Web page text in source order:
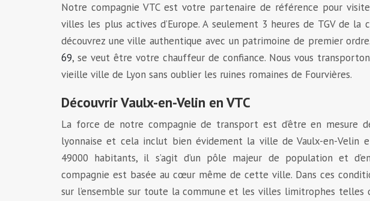
Notre compagnie VTC est votre partenaire de référence pour
villes les plus actives d’Europe. A seulement 3 heures de TGV de
découvrez une ville authentique avec un patrimoine de premier
69, se veut être votre chauffeur de confiance. Nous vous
vieille ville de Lyon sans oublier les ruines romaines de Fourvières.
Découvrir Vaulx-en-Velin en VTC
La force de notre compagnie de transport est d’être en mesure
lyonnaise et cela inclut bien évidement la ville de Vaulx-en-Velin
49000 habitants, il s’agit d’un pôle majeur de population et
compagnie est basée au cœur même de cette ville. Dans ces
sur l’ensemble sur toute la commune et les villes limitrophes telles